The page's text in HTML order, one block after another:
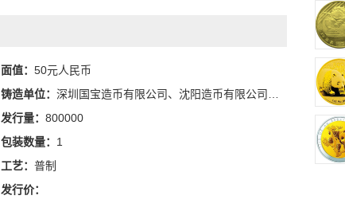
面值： 50元人民币
铸造单位： 深圳国宝造币有限公司、沈阳造币有限公司和上海造币有限公司
发行量： 800000
包装数量： 1
工艺： 普制
发行价：